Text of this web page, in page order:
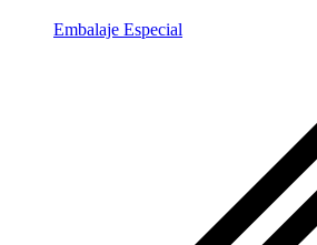
Embalaje Especial